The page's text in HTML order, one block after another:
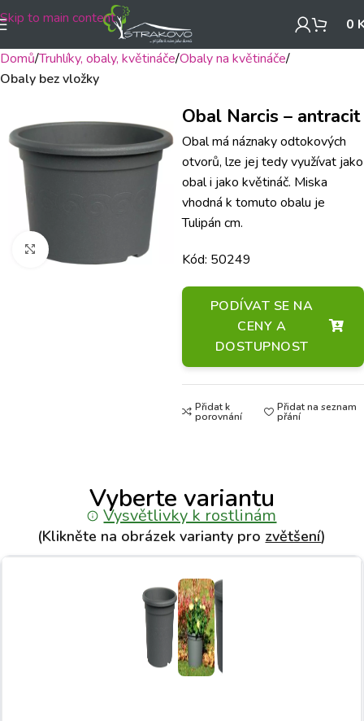
Skip to main content 0
Domů Truhlíky, obaly, květináče Obaly na květináče
Obaly bez vložky
Klikněte pro zvětšení
Obal Narcis – antracit
Obal má náznaky odtokových
otvorů, lze jej tedy využívat jako
obal i jako květináč. Miska
vhodná k tomuto obalu je
Tulipán cm.
Kód: 50249
PODÍVAT SE NA
CENY A
DOSTUPNOST
Přidat k
porovnání
Přidat na seznam
přání
Vyberte variantu
Vysvětlivky k rostlinám
(Klikněte na obrázek varianty pro zvětšení)